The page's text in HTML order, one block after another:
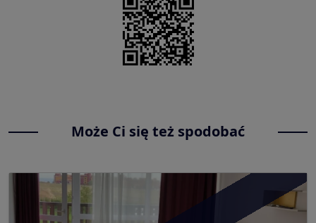
Może Ci się też spodobać